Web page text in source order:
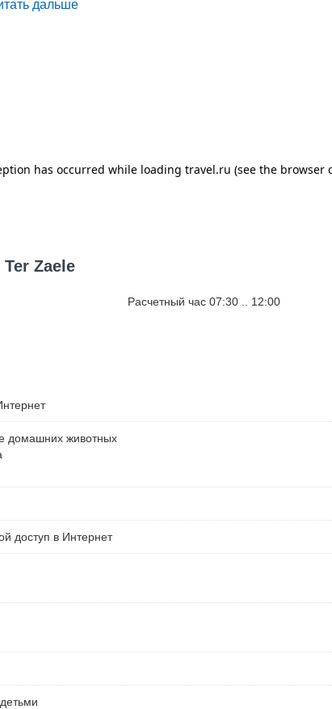
дальше
Zaele
Расчетный час 07:30 .. 12:00
домашних животных
доступ в Интернет